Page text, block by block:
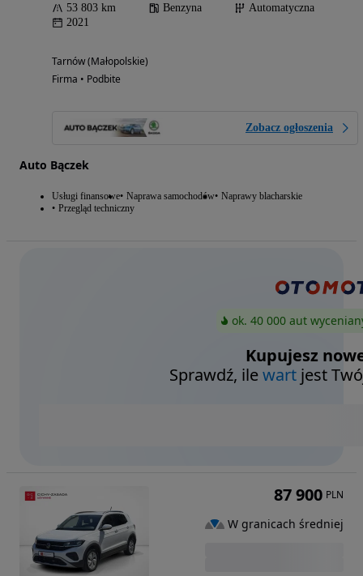
53 803 km Benzyna
Automatyczna
2021
Tarnów (Małopolskie)
Firma • Podbite
Zobacz ogłoszenia
Auto Bączek
Usługi finansowe Naprawa samochodów Naprawy blacharskie
Przegląd techniczny
ok. 40 000 aut
Kupujesz
Sprawdź, ilewart jest
87 900 PLN
W granicach średniej